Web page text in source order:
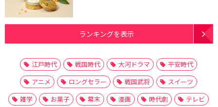
ランキングを表示
江戸時代 戦国時代 大河ドラマ
平安時代
アニメ
ロングセラー 戦国武将
スイーツ
雑学
お菓子 幕末 漫画 時代劇
テレビ